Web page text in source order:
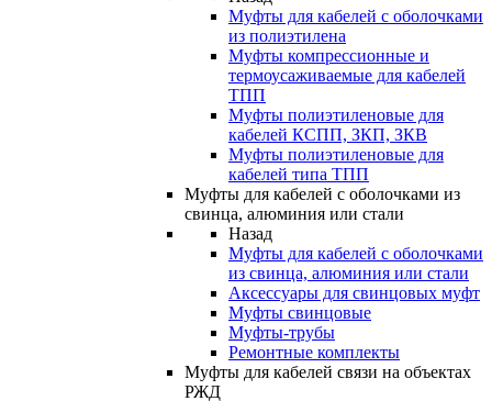
Муфты для кабелей с оболочками
из полиэтилена
Муфты компрессионные и
термоусаживаемые для кабелей
ТПП
Муфты полиэтиленовые для
кабелей КСПП, ЗКП, ЗКВ
Муфты полиэтиленовые для
кабелей типа ТПП
Муфты для кабелей с оболочками из
свинца, алюминия или стали
Назад
Муфты для кабелей с оболочками
из свинца, алюминия или стали
Аксессуары для свинцовых муфт
Муфты свинцовые
Муфты-трубы
Ремонтные комплекты
Муфты для кабелей связи на объектах
РЖД